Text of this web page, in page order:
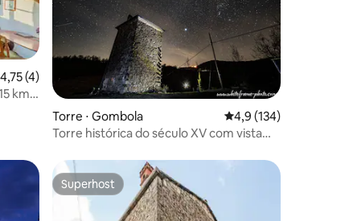
de uma avaliação média de 5, 4 avaliações
4,75 (4)
km.
Torre ⋅ Gombola 4,9 de uma avaliação
4,9 (134)
Torre histórica do século XV com vista
Superhost
Superhost